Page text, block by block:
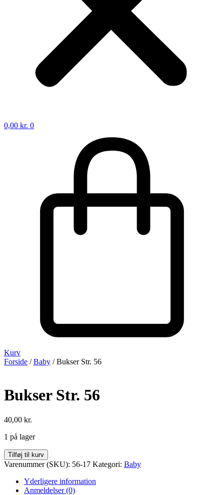
0,00 kr. 0
Kurv
Forside /Baby / Bukser Str. 56
Bukser Str. 56
40,00 kr.
1 på lager
Bukser
Str.
antal
Tilføj til kurv
Varenummer (SKU): 56-17 Kategori: Baby
Yderligere information
Anmeldelser (0)